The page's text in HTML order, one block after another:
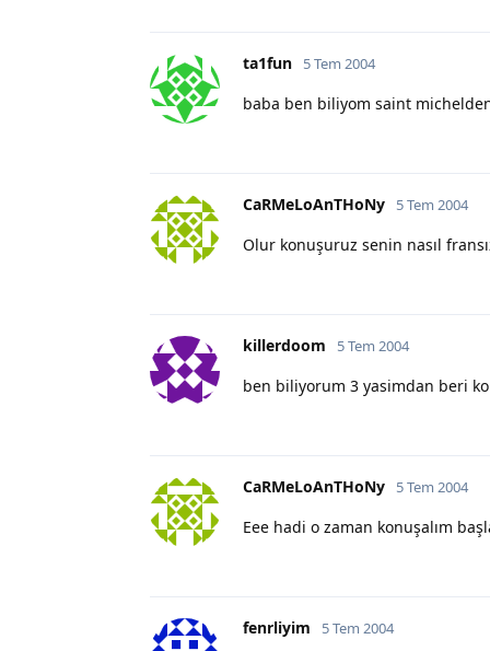
ta1fun 5 Tem 2004
baba ben biliyom saint
CaRMeLoAnTHoNy 5 Tem 2004
Olur konuşuruz senin nasıl
killerdoom 5 Tem 2004
ben biliyorum 3 yasimdan beri
CaRMeLoAnTHoNy 5 Tem 2004
Eee hadi o zaman konuşalım
fenrliyim 5 Tem 2004